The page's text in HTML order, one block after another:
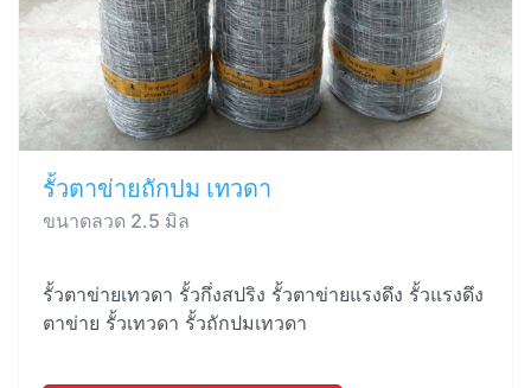
รั้วตาข่ายถักปม เทวดา
ขนาดลวด 2.5 มิล
รั้วตาข่ายเทวดา รั้วกึ่งสปริง รั้วตาข่ายแรงดึง รั้วแรงดึง
ตาข่าย รั้วเทวดา รั้วถักปมเทวดา